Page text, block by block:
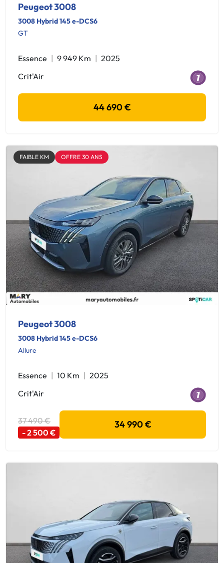
Peugeot 3008
3008 Hybrid 145 e-DCS6
GT
Essence 9 949 Km
2025
Crit'Air
44 690 €
FAIBLE KM OFFRE 30 ANS
Peugeot 3008
3008 Hybrid 145 e-DCS6
Allure
Essence 10 Km
2025
Crit'Air
37 490 €
- 2 500 €
34 990 €